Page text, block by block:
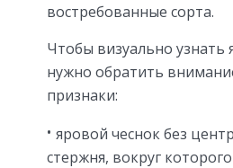
востребованные сорта.
Чтобы визуально узнать
нужно обратить
признаки:
яровой чеснок без
стержня, вокруг